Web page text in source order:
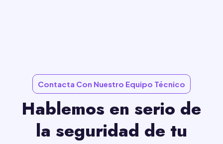
Contacta Con Nuestro Equipo Técnico
Hablemos en serio de
la seguridad de tu